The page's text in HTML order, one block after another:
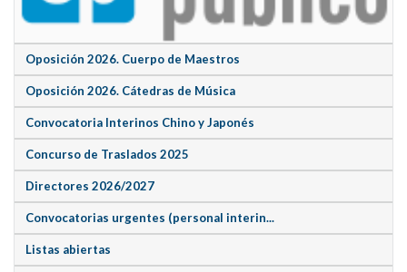
Oposición 2026. Cuerpo de Maestros
Oposición 2026. Cátedras de Música
Convocatoria Interinos Chino y Japonés
Concurso de Traslados 2025
Directores 2026/2027
Convocatorias urgentes (personal interin...
Listas abiertas